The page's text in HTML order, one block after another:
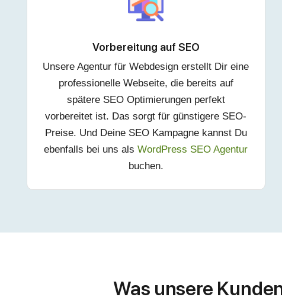
Vorbereitung auf SEO
Unsere Agentur für Webdesign erstellt Dir eine
professionelle Webseite, die bereits auf
spätere SEO Optimierungen perfekt
vorbereitet ist. Das sorgt für günstigere SEO-
Preise. Und Deine SEO Kampagne kannst Du
ebenfalls bei uns alsWordPress SEO Agentur
buchen.
Was unsere